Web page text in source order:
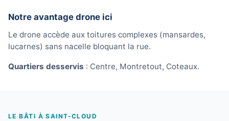
Notre avantage drone ici
Le drone accède aux toitures complexes (mansardes,
lucarnes) sans nacelle bloquant la rue.
Quartiers desservis : Centre, Montretout, Coteaux.
LE BÂTI À SAINT-CLOUD